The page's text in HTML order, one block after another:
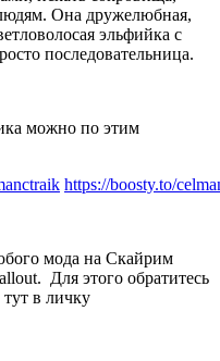
Она дружелюбная,
эльфийка с
последовательница.
можно по этим
https://boosty.to/
мода на Скайрим
Для этого обратитесь
в личку